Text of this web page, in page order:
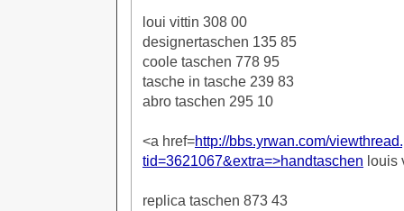
loui vittin 308 00
designertaschen 135 85
coole taschen 778 95
tasche in tasche 239 83
abro taschen 295 10
<a href=http://bbs.yrwan.com/
tid=3621067&extra=>handtaschen louis
replica taschen 873 43